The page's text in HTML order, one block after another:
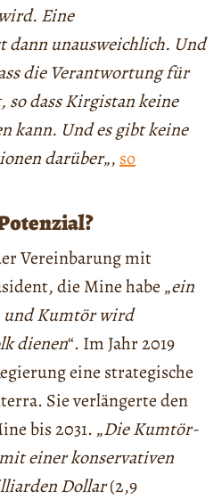
Eine
dann unausweichlich. Und
die Verantwortung für
so dass Kirgistan keine
kann. Und es gibt keine
darüber„, so
Vereinbarung mit
die Mine habe „ein
und Kumtör wird
dienen“. Im Jahr 2019
eine strategische
Sie verlängerte den
bis 2031. „Die Kumtör-
einer konservativen
Dollar(2,9